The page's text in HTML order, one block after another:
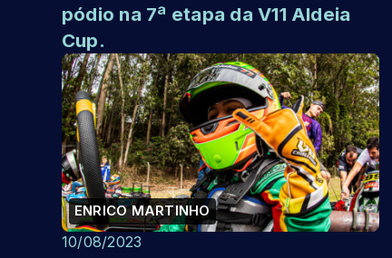
pódio na 7ª etapa da V11 Aldeia
Cup.
ENRICO MARTINHO
10/08/2023